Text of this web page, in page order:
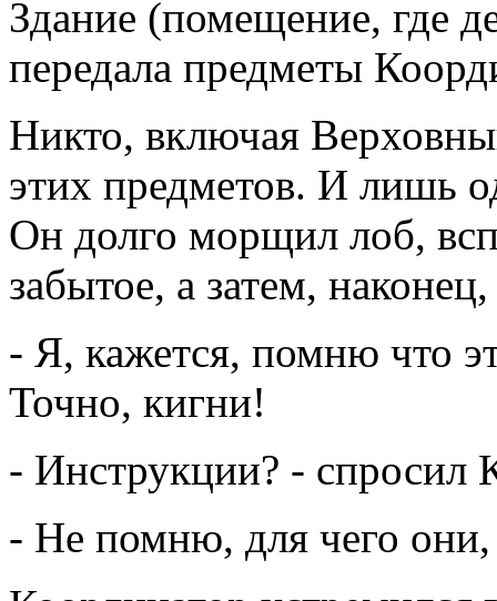
Здание (помещение, где
передала предметы
Никто, включая
этих предметов. И лишь
Он долго морщил лоб,
забытое, а затем,
- Я, кажется, помню что
Точно, кигни!
- Инструкции? - спросил
- Не помню, для чего они,